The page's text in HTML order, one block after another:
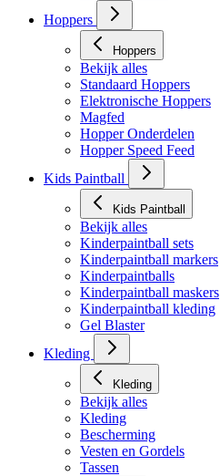
Hoppers
Hoppers
Bekijk alles
Standaard Hoppers
Elektronische Hoppers
Magfed
Hopper Onderdelen
Hopper Speed Feed
Kids Paintball
Kids Paintball
Bekijk alles
Kinderpaintball sets
Kinderpaintball markers
Kinderpaintballs
Kinderpaintball maskers
Kinderpaintball kleding
Gel Blaster
Kleding
Kleding
Bekijk alles
Kleding
Bescherming
Vesten en Gordels
Tassen